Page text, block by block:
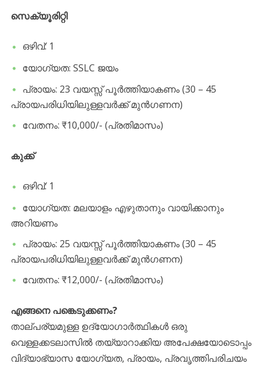
സെക്യൂരിറ്റി
​ഒഴിവ്: 1
​യോഗ്യത: SSLC ജയം
​പ്രായം: 23 വയസ്സ് പൂർത്തിയാകണം (30 – 45
പ്രായപരിധിയിലുള്ളവർക്ക് മുൻഗണന)
​വേതനം: ₹10,000/- (പ്രതിമാസം)
കുക്ക്
​ഒഴിവ്: 1
​യോഗ്യത: മലയാളം എഴുതാനും വായിക്കാനും
അറിയണം
​പ്രായം: 25 വയസ്സ് പൂർത്തിയാകണം (30 – 45
പ്രായപരിധിയിലുള്ളവർക്ക് മുൻഗണന)
​വേതനം: ₹12,000/- (പ്രതിമാസം)
​എങ്ങനെ പങ്കെടുക്കണം?
​താല്പര്യമുള്ള ഉദ്യോഗാർത്ഥികൾ ഒരു
വെള്ളക്കടലാസിൽ തയ്യാറാക്കിയ അപേക്ഷയോടൊപ്പം
വിദ്യാഭ്യാസ യോഗ്യത, പ്രായം, പ്രവൃത്തിപരിചയം